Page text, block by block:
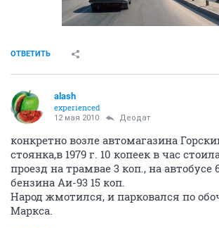
ОТВЕТИТЬ
alash
experienced
12 мая 2010 Деодат
конкретно возле автомагазина
стоянка,в 1979 г. 10 копеек в час
проезд на трамвае 3 коп., на автобусе
бензина Аи-93 15 коп.
Народ жмотился, и парковался по
Маркса.